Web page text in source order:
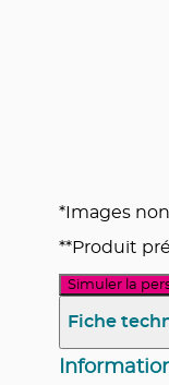
*Images
**Produit
Simuler la
Fiche